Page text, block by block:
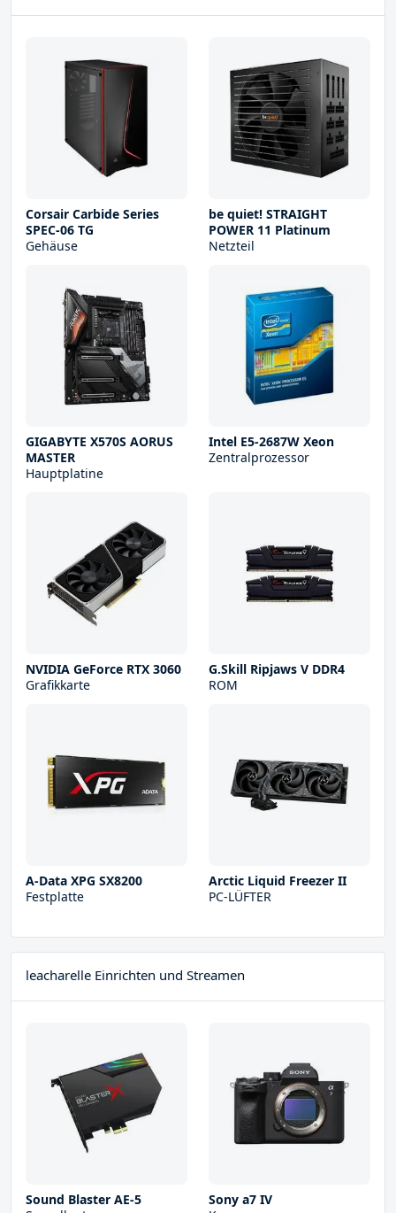
Corsair Carbide Series
SPEC-06 TG
Gehäuse
be quiet! STRAIGHT
POWER 11 Platinum
Netzteil
GIGABYTE X570S AORUS
MASTER
Hauptplatine
Intel E5-2687W Xeon
Zentralprozessor
NVIDIA GeForce RTX 3060
Grafikkarte
G.Skill Ripjaws V DDR4
ROM
A-Data XPG SX8200
Festplatte
Arctic Liquid Freezer II
PC-LÜFTER
leacharelle Einrichten und Streamen
Sound Blaster AE-5
Sony a7 IV